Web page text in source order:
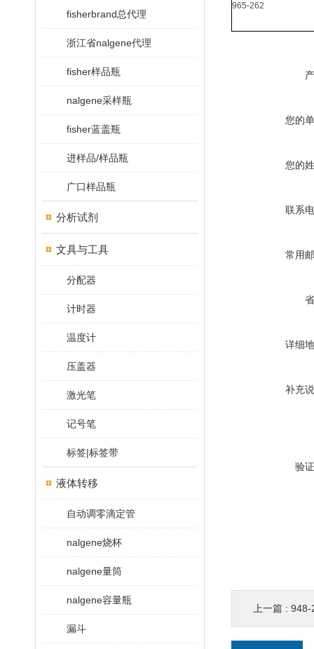
fisherbrand总代理
浙江省nalgene代理
fisher样品瓶
nalgene采样瓶
fisher蓝盖瓶
进样品/样品瓶
广口样品瓶
分析试剂
文具与工具
分配器
计时器
温度计
压盖器
激光笔
记号笔
标签|标签带
液体转移
自动调零滴定管
nalgene烧杯
nalgene量筒
nalgene容量瓶
漏斗
965-262
您的
您的
联系
常用
详细
补充
验
上一篇 : 948-